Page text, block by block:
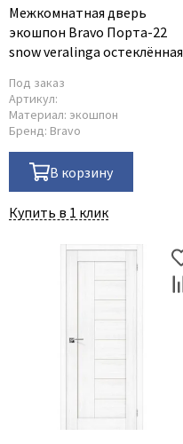
Межкомнатная дверь
экошпон Bravo Порта-22
snow veralinga остеклённая
Под заказ
Артикул:
Материал: экошпон
Бренд: Bravo
В корзину
Купить в 1 клик